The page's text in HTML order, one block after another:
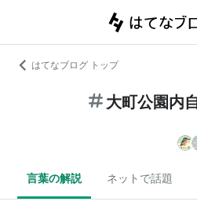
はてなブログ トップ
大町公園内
言葉の解説 ネットで話題